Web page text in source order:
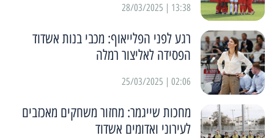
13:38 | 28/03/2025
רגע לפני הפלייאוף: מכבי בנות אשדוד
הפסידה לאליצור רמלה
02:06 | 25/03/2025
מחכות שייגמר: מחזור משחקים מאכזבים
לעירוני ואדומים אשדוד